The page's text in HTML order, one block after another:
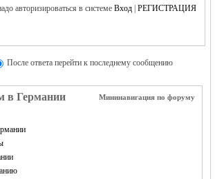
авторизироваться в системеВход |РЕГИСТРАЦИЯ
После ответа перейти к последнему сообщению
в Германии Мининавигация по форуму